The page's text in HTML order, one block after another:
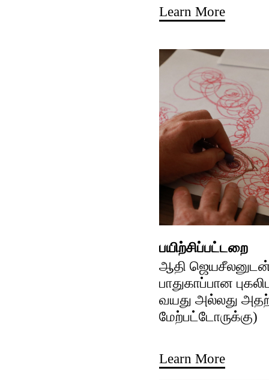
Learn More
பயிற்சிப்பட்டறை
ஆதி
பாதுகாப்பான
வயது அல்லது
மேற்பட்டோருக்கு)
Learn More